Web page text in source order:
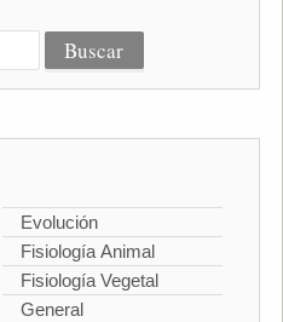
Evolución
Fisiología Animal
Fisiología Vegetal
General